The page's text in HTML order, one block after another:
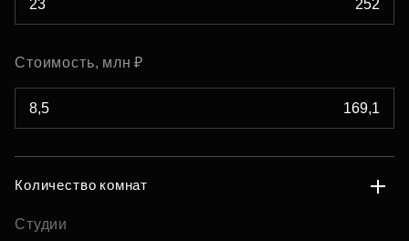
Стоимость, млн ₽
Количество комнат
Студии